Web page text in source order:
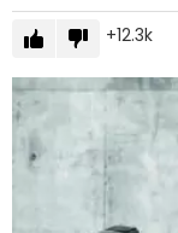
12.3k